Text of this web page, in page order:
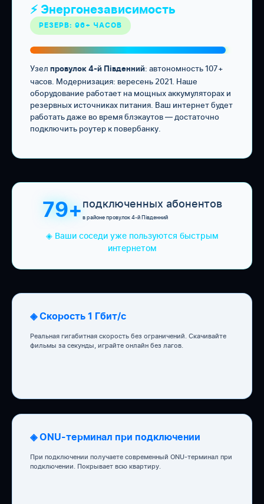
⚡ Энергонезависимость
РЕЗЕРВ: 96+ ЧАСОВ
Узел провулок 4-й Південний: автономность 107+
часов. Модернизация: вересень 2021. Наше
оборудование работает на мощных аккумуляторах и
резервных источниках питания. Ваш интернет будет
работать даже во время блэкаутов — достаточно
подключить роутер к повербанку.
79+подключенных абонентов
в районе провулок 4-й Південний
◈ Ваши соседи уже пользуются быстрым
интернетом
◈ Скорость 1 Гбит/с
Реальная гигабитная скорость без ограничений. Скачивайте
фильмы за секунды, играйте онлайн без лагов.
◈ ONU-терминал при подключении
При подключении получаете современный ONU-терминал при
подключении. Покрывает всю квартиру.